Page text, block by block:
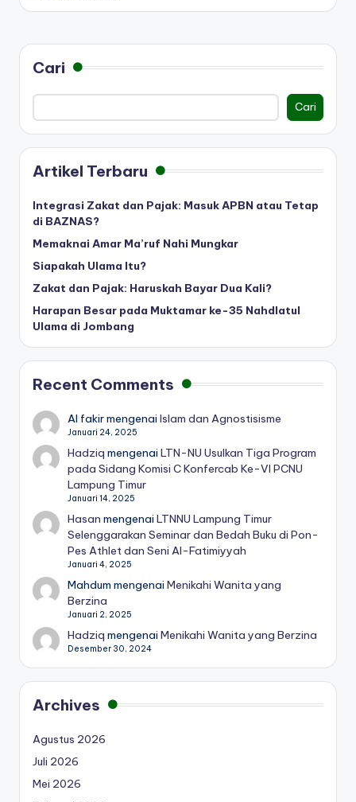
Cari
Cari
Artikel Terbaru
Integrasi Zakat dan Pajak: Masuk APBN atau Tetap
di BAZNAS?
Memaknai Amar Ma’ruf Nahi Mungkar
Siapakah Ulama Itu?
Zakat dan Pajak: Haruskah Bayar Dua Kali?
Harapan Besar pada Muktamar ke-35 Nahdlatul
Ulama di Jombang
Recent Comments
Al fakirmengenaiIslam dan Agnostisisme
Januari 24, 2025
Hadziq mengenaiLTN-NU Usulkan Tiga Program
pada Sidang Komisi C Konfercab Ke-VI PCNU
Lampung Timur
Januari 14, 2025
Hasan mengenaiLTNNU Lampung Timur
Selenggarakan Seminar dan Bedah Buku di Pon-
Pes Athlet dan Seni Al-Fatimiyyah
Januari 4, 2025
Mahdum mengenaiMenikahi Wanita yang
Berzina
Januari 2, 2025
Hadziq mengenaiMenikahi Wanita yang Berzina
Desember 30, 2024
Archives
Agustus 2026
Juli 2026
Mei 2026